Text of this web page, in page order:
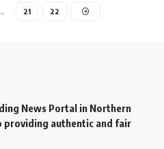
21 22
News Portal in Northern
authentic and fair